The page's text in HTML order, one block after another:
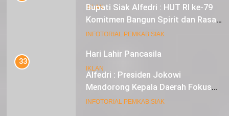
IKLAN
Hari Lahir Pancasila
IKLAN
Bupati Siak Alfedri : HUT RI ke-79
Komitmen Bangun Spirit dan Rasa
Nasionalisme
INFOTORIAL PEMKAB SIAK
33
Alfedri : Presiden Jokowi
Mendorong Kepala Daerah Fokus
pada Inflasi dan Pilkada Serentak
INFOTORIAL PEMKAB SIAK